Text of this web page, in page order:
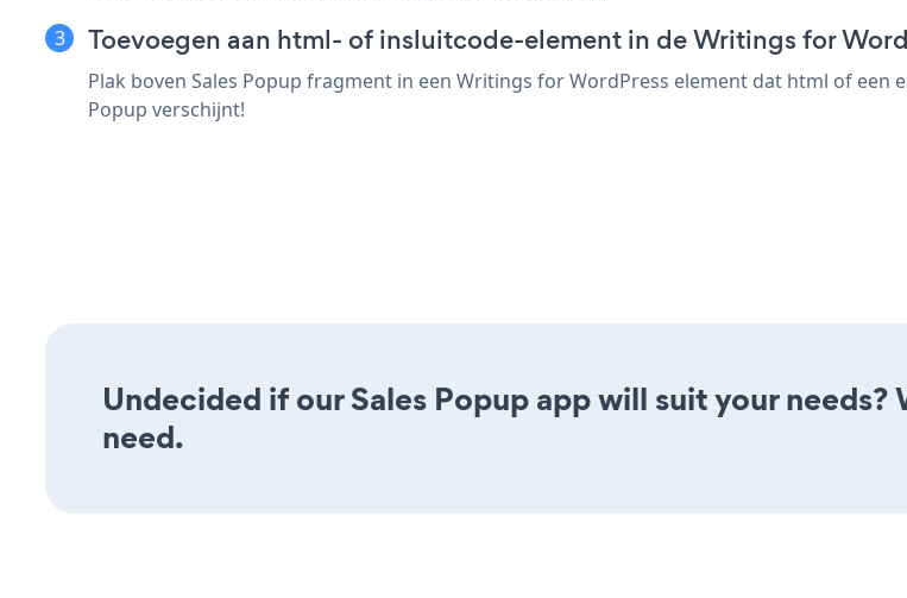
Toevoegen aan html- of insluitcode-element in de Writings for
Plak boven Sales Popup fragment in een Writings for WordPress element dat html of een
Popup verschijnt!
Undecided if our Sales Popup app will suit your needs?
need.